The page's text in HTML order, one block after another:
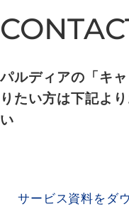
パルディアの「キ
りたい方は下記よ
い
サービス資料をダ